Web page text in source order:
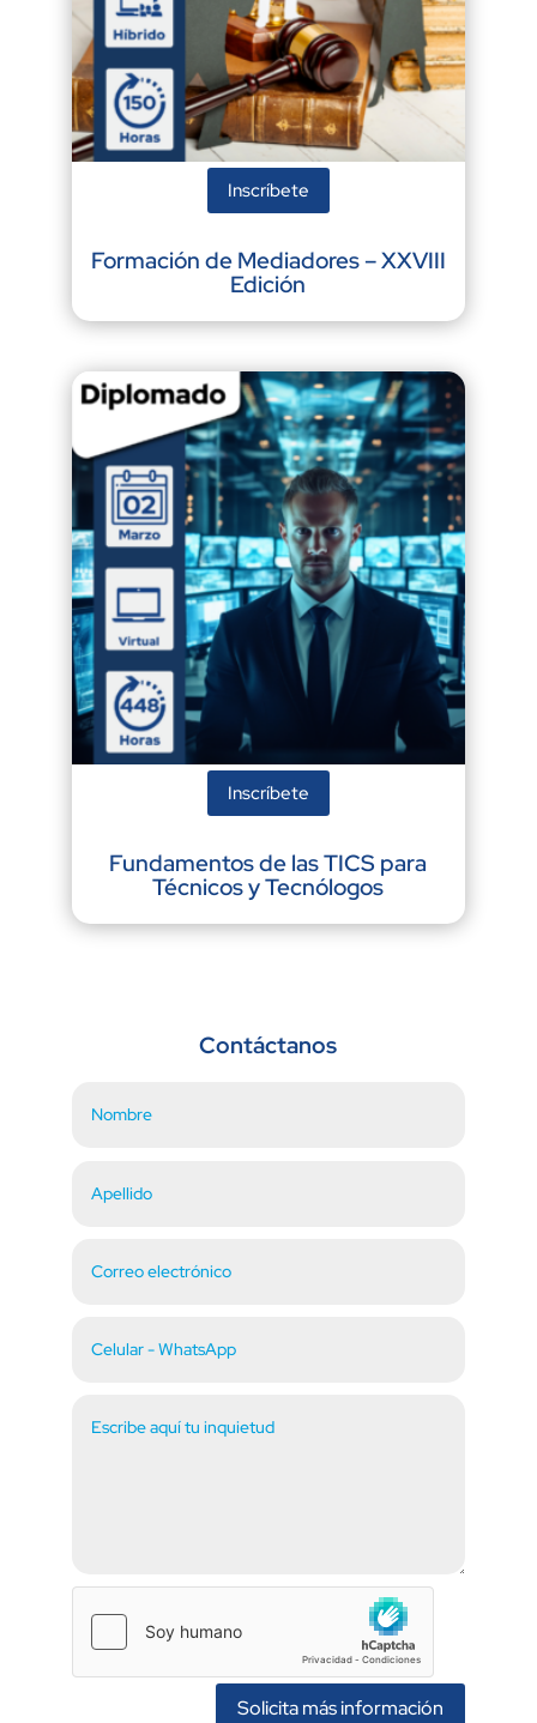
Inscríbete
Formación de Mediadores – XXVIII
Edición
Inscríbete
Fundamentos de las TICS para
Técnicos y Tecnólogos
Contáctanos
Solicita más información